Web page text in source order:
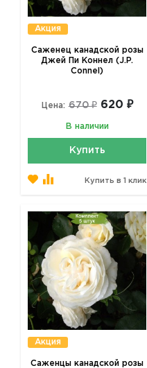
Акция
Саженец канадской розы
Джей Пи Коннел (J.P.
Connel)
Цена: 670 ₽ 620 ₽
В наличии
Купить
Купить в 1 клик
Акция
Саженцы канадской розы